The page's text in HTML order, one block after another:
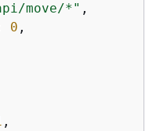
move/*" ,
0 ,
,